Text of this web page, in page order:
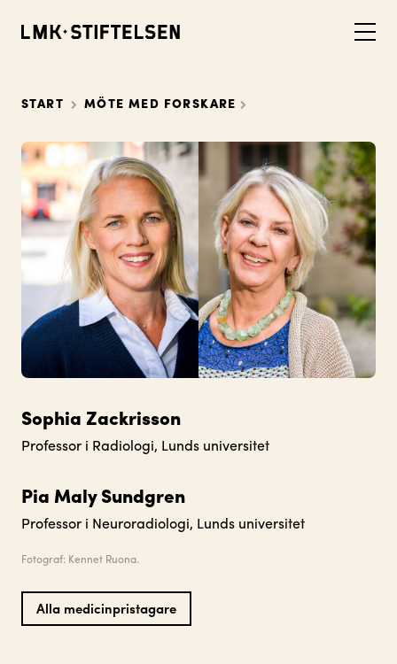
START MÖTE MED FORSKARE
Sophia Zackrisson
Professor i Radiologi, Lunds universitet
Pia Maly Sundgren
Professor i Neuroradiologi, Lunds universitet
Fotograf: Kennet Ruona.
Alla medicinpristagare